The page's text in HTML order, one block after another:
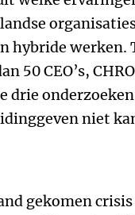
hybride werken.
50 CEO’s,
drie
niet
gekomen